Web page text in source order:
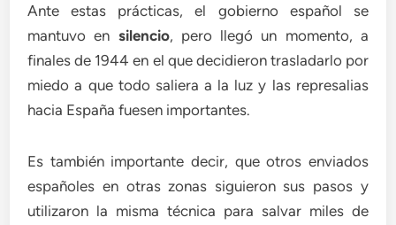
Ante estas prácticas, el gobierno español se
mantuvo en silencio, pero llegó un momento, a
finales de 1944 en el que decidieron trasladarlo por
miedo a que todo saliera a la luz y las represalias
hacia España fuesen importantes.
Es también importante decir, que otros enviados
españoles en otras zonas siguieron sus pasos y
utilizaron la misma técnica para salvar miles de